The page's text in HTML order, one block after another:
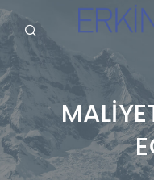
HİZMETLERİMİZ
BLOG
SÖZLÜK